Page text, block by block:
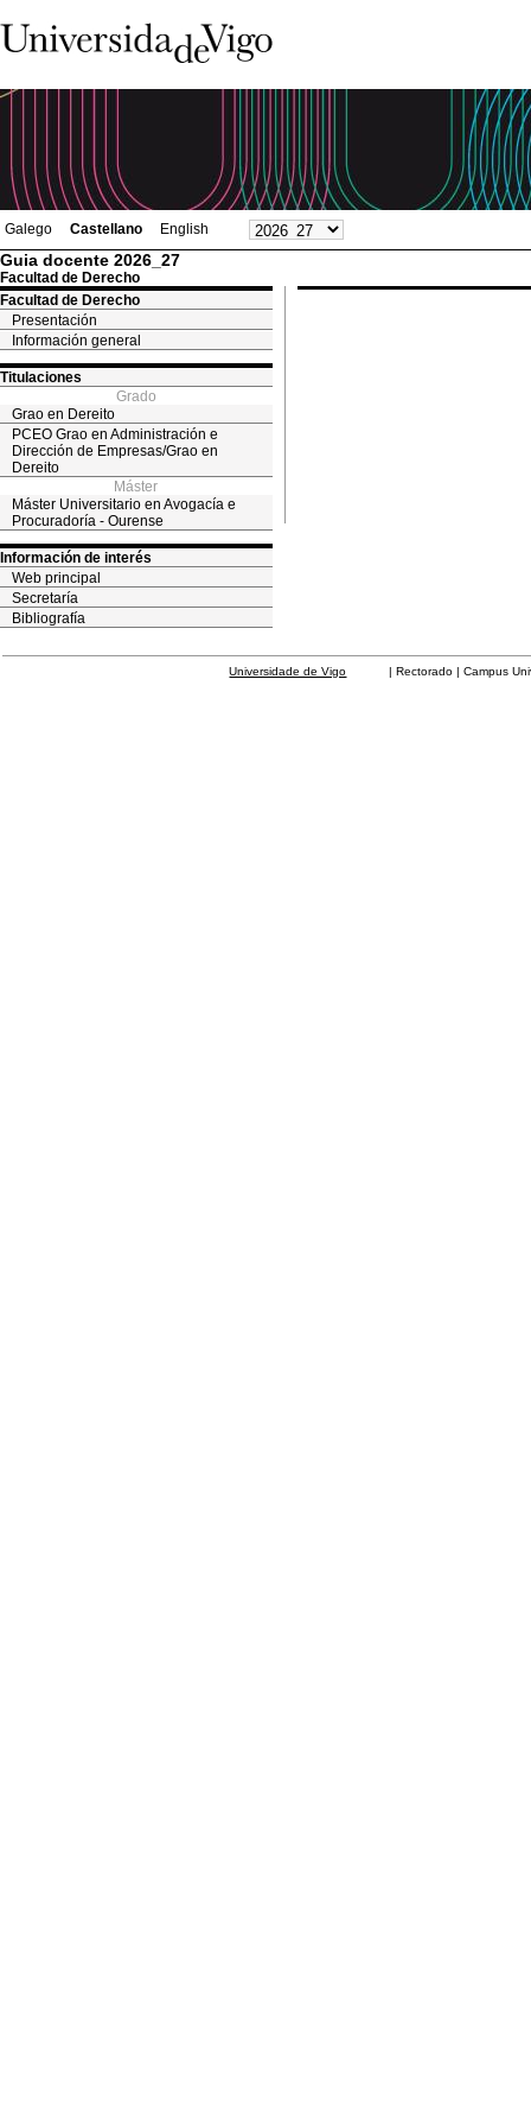
Galego Castellano English
Guia docente 2026_27
Facultad de Derecho
Facultad de Derecho
Presentación
Información general
Titulaciones
Grado
Grao en Dereito
PCEO Grao en Administración e
Dirección de Empresas/Grao en
Dereito
Máster
Máster Universitario en Avogacía e
Procuradoría - Ourense
Información de interés
Web principal
Secretaría
Bibliografía
Universidade de Vigo | Rectorado | Campus